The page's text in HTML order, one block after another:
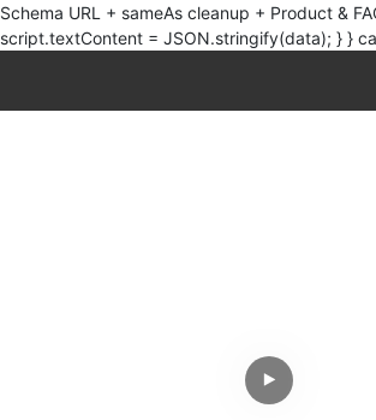
Schema URL + sameAs cleanup + Product &
script.textContent = JSON.stringify(data); } }